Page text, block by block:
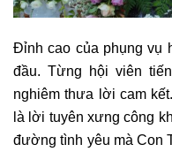
Đỉnh cao của phụng vụ
đầu. Từng hội viên
nghiêm thưa lời cam
là lời tuyên xưng công
đường tình yêu mà Con